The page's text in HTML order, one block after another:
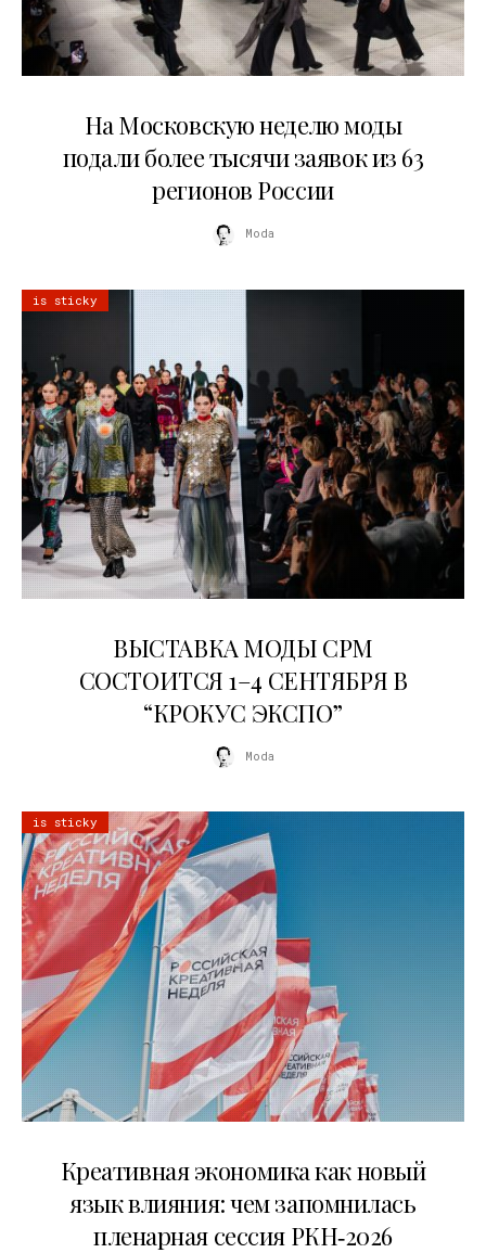
На Московскую неделю моды
подали более тысячи заявок из 63
регионов России
Moda
is sticky
ВЫСТАВКА МОДЫ CPM
СОСТОИТСЯ 1–4 СЕНТЯБРЯ В
“КРОКУС ЭКСПО”
Moda
is sticky
Креативная экономика как новый
язык влияния: чем запомнилась
пленарная сессия РКН‑2026